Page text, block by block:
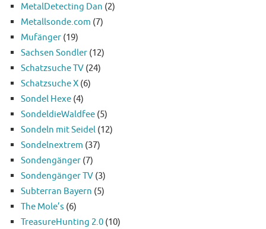
MetalDetecting Dan (2)
Metallsonde.com (7)
Mufänger (19)
Sachsen Sondler (12)
Schatzsuche TV (24)
Schatzsuche X (6)
Sondel Hexe (4)
SondeldieWaldfee (5)
Sondeln mit Seidel (12)
Sondelnextrem (37)
Sondengänger (7)
Sondengänger TV (3)
Subterran Bayern (5)
The Mole’s (6)
TreasureHunting 2.0 (10)